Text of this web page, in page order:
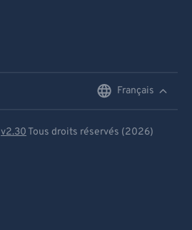
Français
v2.30 Tous droits réservés (2026)